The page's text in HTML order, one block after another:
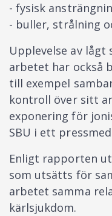
- fysisk
- buller, strålning
Upplevelse av
arbetet har också
till exempel
kontroll över sitt
exponering för
SBU i ett
Enligt rapporten
som utsätts för
arbetet samma
kärlsjukdom.